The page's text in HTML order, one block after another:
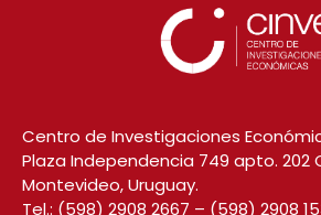
Centro de Investigaciones
Plaza Independencia 749 apto. 202
Montevideo, Uruguay.
Tel.: (598) 2908 2667 – (598) 2908